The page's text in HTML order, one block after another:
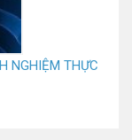
NGHIỆM THỰC